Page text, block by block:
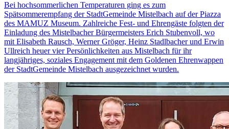
Bei hochsommerlichen Temperaturen ging es zum
Spätsommerempfang der StadtGemeinde Mistelbach auf der Piazza
des MAMUZ Museum. Zahlreiche Fest- und Ehrengäste folgten der
Einladung des Mistelbacher Bürgermeisters Erich Stubenvoll, wo
mit Elisabeth Rausch, Werner Gröger, Heinz Stadlbacher und Erwin
Ullreich heuer vier Persönlichkeiten aus Mistelbach für ihr
langjähriges, soziales Engagement mit dem Goldenen Ehrenwappen
der StadtGemeinde Mistelbach ausgezeichnet wurden.